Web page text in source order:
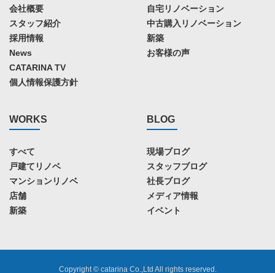
会社概要
スタッフ紹介
採用情報
News
CATARINA TV
個人情報保護方針
自宅リノベーション
中古購入リノベーション
新築
お客様の声
WORKS
すべて
戸建てリノベ
マンションリノベ
店舗
新築
BLOG
現場ブログ
スタッフブログ
社長ブログ
メディア情報
イベント
Copyright © catarina Co.,Ltd All rights reserved.